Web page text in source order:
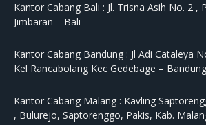
Kantor Cabang Bali : Jl. Trisna Asih No. 2 ,
Jimbaran – Bali
Kantor Cabang Bandung : Jl Adi Cataleya
Kel Rancabolang Kec Gedebage –
Kantor Cabang Malang : Kavling
, Bulurejo, Saptorenggo, Pakis, Kab.